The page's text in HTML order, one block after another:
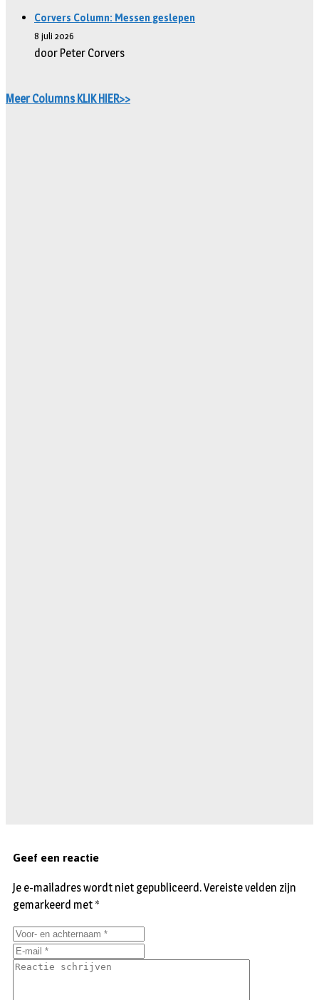
Corvers Column: Messen geslepen
8 juli 2026
door Peter Corvers
Meer Columns KLIK HIER>>
Geef een reactie
Je e-mailadres wordt niet gepubliceerd.Vereiste velden zijn
gemarkeerd met *